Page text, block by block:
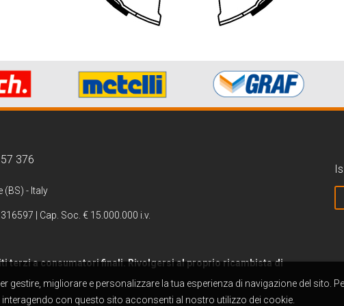
376
(BS) - Italy
316597 | Cap. Soc. € 15.000.000 i.v.
terzi a consumatori finali. Rivolgersi al proprio ricambista di
gestire, migliorare e personalizzare la tua esperienza di navigazione del sito.
con questo sito acconsenti al nostro utilizzo dei cookie.